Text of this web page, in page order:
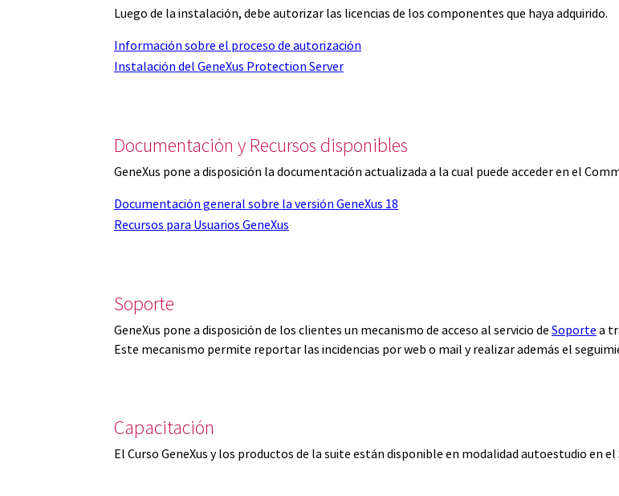
Luego de la instalación, debe autorizar las licencias de los componentes que haya adquirido.
Información sobre el proceso de autorización
Instalación del GeneXus Protection Server
Documentación y Recursos disponibles
GeneXus pone a disposición la documentación actualizada a la cual puede acceder en el
Documentación general sobre la versión GeneXus 18
Recursos para Usuarios GeneXus
Soporte
GeneXus pone a disposición de los clientes un mecanismo de acceso al servicio de Soporte a
Este mecanismo permite reportar las incidencias por web o mail y realizar además el
Capacitación
El Curso GeneXus y los productos de la suite están disponible en modalidad autoestudio en el